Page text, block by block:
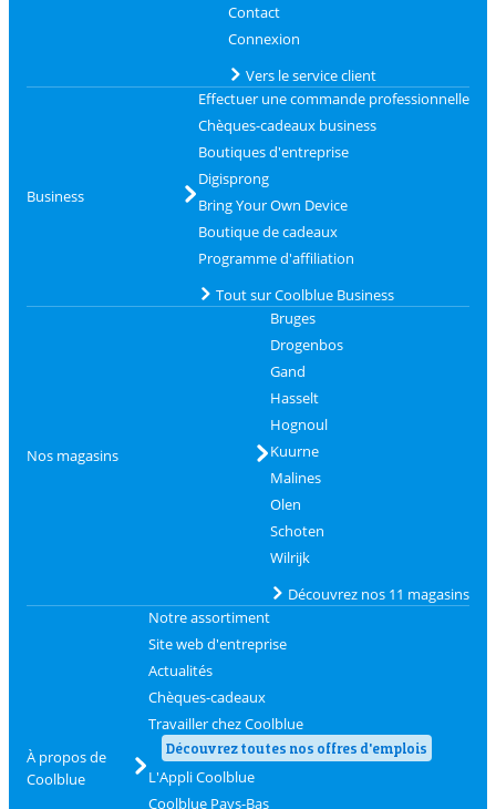
Contact
Connexion
Vers le service client
Business
Effectuer une commande professionnelle
Chèques-cadeaux business
Boutiques d'entreprise
Digisprong
Bring Your Own Device
Boutique de cadeaux
Programme d'affiliation
Tout sur Coolblue Business
Nos magasins
Bruges
Drogenbos
Gand
Hasselt
Hognoul
Kuurne
Malines
Olen
Schoten
Wilrijk
Découvrez nos 11 magasins
À propos de
Coolblue
Notre assortiment
Site web d'entreprise
Actualités
Chèques-cadeaux
Travailler chez Coolblue
Découvrez toutes nos offres d'emplois
L'Appli Coolblue
Coolblue Pays-Bas